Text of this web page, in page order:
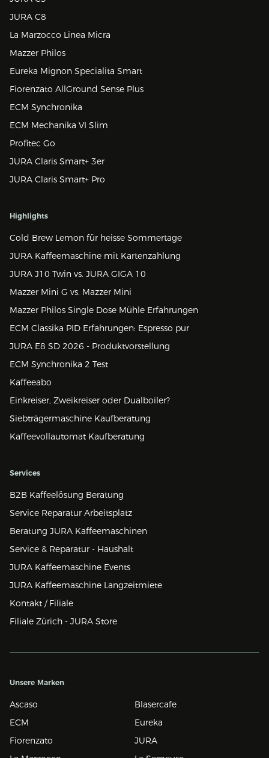
JURA C8
La Marzocco Linea Micra
Mazzer Philos
Eureka Mignon Specialita Smart
Fiorenzato AllGround Sense Plus
ECM Synchronika
ECM Mechanika VI Slim
Profitec Go
JURA Claris Smart+ 3er
JURA Claris Smart+ Pro
Highlights
Cold Brew Lemon für heisse Sommertage
JURA Kaffeemaschine mit Kartenzahlung
JURA J10 Twin vs. JURA GIGA 10
Mazzer Mini G vs. Mazzer Mini
Mazzer Philos Single Dose Mühle Erfahrungen
ECM Classika PID Erfahrungen: Espresso pur
JURA E8 SD 2026 - Produktvorstellung
ECM Synchronika 2 Test
Kaffeeabo
Einkreiser, Zweikreiser oder Dualboiler?
Siebträgermaschine Kaufberatung
Kaffeevollautomat Kaufberatung
Services
B2B Kaffeelösung Beratung
Service Reparatur Arbeitsplatz
Beratung JURA Kaffeemaschinen
Service & Reparatur - Haushalt
JURA Kaffeemaschine Events
JURA Kaffeemaschine Langzeitmiete
Kontakt / Filiale
Filiale Zürich - JURA Store
Unsere Marken
Ascaso
Blasercafe
ECM
Eureka
Fiorenzato
JURA